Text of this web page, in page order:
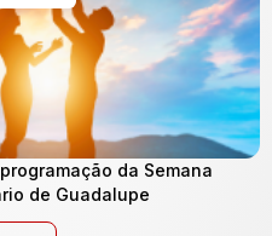
da Semana
de Guadalupe